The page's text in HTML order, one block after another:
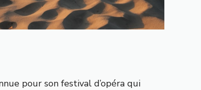
pour son festival d’opéra qui